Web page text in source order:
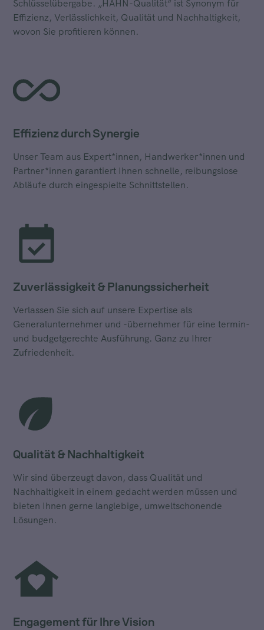
Schlüsselübergabe. „HAHN-Qualität“ ist Synonym für
Effizienz, Verlässlichkeit, Qualität und Nachhaltigkeit,
wovon Sie profitieren können.
Effizienz durch Synergie
Unser Team aus Expert*innen, Handwerker*innen und
Partner*innen garantiert Ihnen schnelle, reibungslose
Abläufe durch eingespielte Schnittstellen.
Zuverlässigkeit & Planungssicherheit
Verlassen Sie sich auf unsere Expertise als
Generalunternehmer und -übernehmer für eine termin-
und budgetgerechte Ausführung. Ganz zu Ihrer
Zufriedenheit.
Qualität & Nachhaltigkeit
Wir sind überzeugt davon, dass Qualität und
Nachhaltigkeit in einem gedacht werden müssen und
bieten Ihnen gerne langlebige, umweltschonende
Lösungen.
Engagement für Ihre Vision